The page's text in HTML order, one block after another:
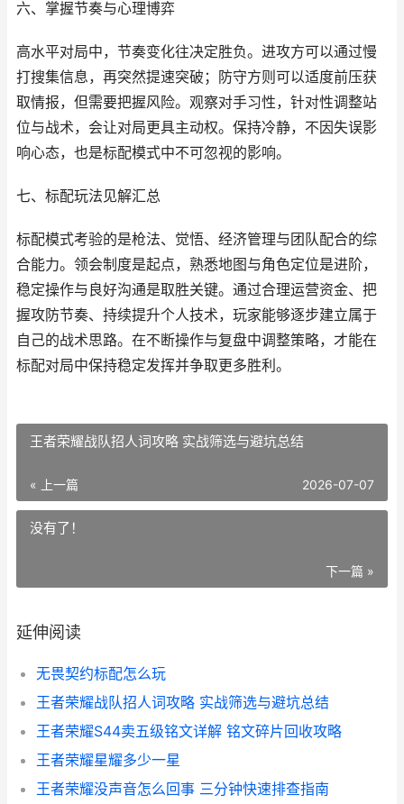
六、掌握节奏与心理博弈
高水平对局中，节奏变化往决定胜负。进攻方可以通过慢
打搜集信息，再突然提速突破；防守方则可以适度前压获
取情报，但需要把握风险。观察对手习性，针对性调整站
位与战术，会让对局更具主动权。保持冷静，不因失误影
响心态，也是标配模式中不可忽视的影响。
七、标配玩法见解汇总
标配模式考验的是枪法、觉悟、经济管理与团队配合的综
合能力。领会制度是起点，熟悉地图与角色定位是进阶，
稳定操作与良好沟通是取胜关键。通过合理运营资金、把
握攻防节奏、持续提升个人技术，玩家能够逐步建立属于
自己的战术思路。在不断操作与复盘中调整策略，才能在
标配对局中保持稳定发挥并争取更多胜利。
王者荣耀战队招人词攻略 实战筛选与避坑总结
« 上一篇 2026-07-07
没有了！
下一篇 »
延伸阅读
无畏契约标配怎么玩
王者荣耀战队招人词攻略 实战筛选与避坑总结
王者荣耀S44卖五级铭文详解 铭文碎片回收攻略
王者荣耀星耀多少一星
王者荣耀没声音怎么回事 三分钟快速排查指南